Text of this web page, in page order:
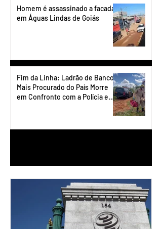
Homem é assassinado a facadas
em Águas Lindas de Goiás
Fim da Linha: Ladrão de Banco
Mais Procurado do País Morre
em Confronto com a Polícia em